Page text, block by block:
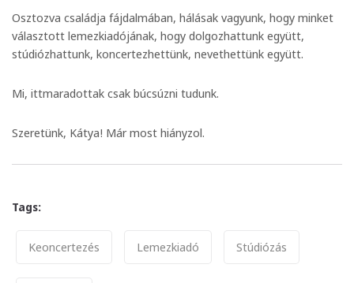
Osztozva családja fájdalmában, hálásak vagyunk, hogy minket
választott lemezkiadójának, hogy dolgozhattunk együtt,
stúdiózhattunk, koncertezhettünk, nevethettünk együtt.
Mi, ittmaradottak csak búcsúzni tudunk.
Szeretünk, Kátya! Már most hiányzol.
Tags:
Keoncertezés
Lemezkiadó Stúdiózás